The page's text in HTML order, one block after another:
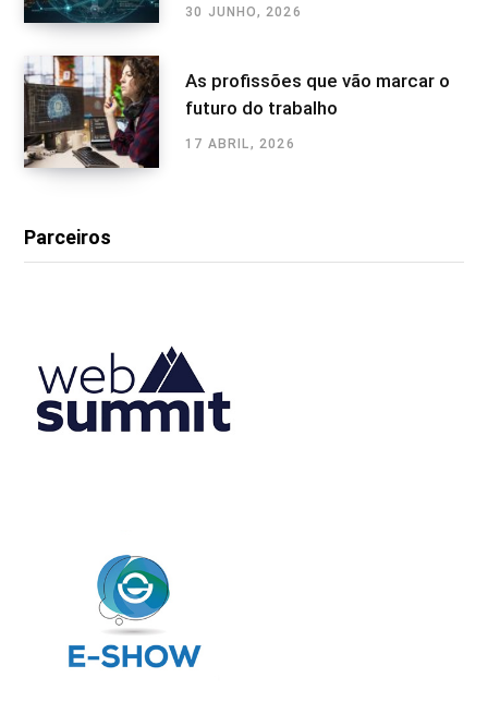
30 JUNHO, 2026
As profissões que vão marcar o
futuro do trabalho
17 ABRIL, 2026
Parceiros